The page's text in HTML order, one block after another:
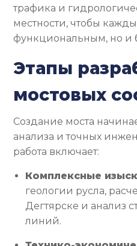
трафика и
местности, чтобы
функциональным, но и
Этапы
мостовых
Создание моста
анализа и точных
работа включает:
Комплексные
геологии русла,
Дегтярске и анализ
линий.